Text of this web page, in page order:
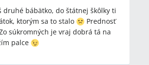
v Senci?
prihláška výrazne nižšiu šancu a
boli prihlášky „automaticky
v diskusii?
druhé bábätko, do štátnej škôlky ti
ktorým sa to stalo
Prednosť
súkromných je vraj dobrá tá na
palce